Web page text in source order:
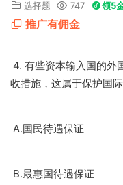
选择题 747 领5
推广有佣金
4. 有些资本输入国的外
收措施，这属于保护国
A. 国民待遇保证
B.最惠国待遇保证